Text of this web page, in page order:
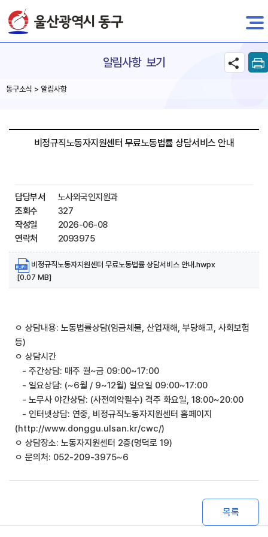
전자민원
알림사항 보기
동구소식 > 알림사항
비정규직노동자지원센터 무료노동법률 상담서비스 안내
담당부서
노사외국인지원과
조회수
327
작성일
2026-06-08
연락처
2093975
비정규직노동자지원센터 무료노동법률 상담서비스 안내.hwpx
[0.07 MB]
ㅇ 상담내용: 노동법률상담(임금체불, 산업재해, 부당해고, 사회보험
등)
ㅇ 상담시간
- 주간상담: 매주 월~금 09:00~17:00
- 일요상담: (~6월 / 9~12월) 일요일 09:00~17:00
- 노무사 야간상담: (사전예약필수) 격주 화요일, 18:00~20:00
- 인터넷상담: 연중, 비정규직노동자지원센터 홈페이지
(http://www.donggu.ulsan.kr/cwc/)
ㅇ 상담장소: 노동자지원센터 2층(명덕로 19)
ㅇ 문의처: 052-209-3975~6
목록